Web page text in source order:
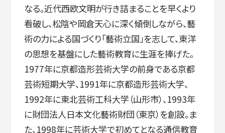
なる。近代西欧文明が行き詰まることを早くより
看破し、松陰や岡倉天心に深く傾倒しながら、藝
術の力による国づくり「藝術立国」を志して、東洋
の思想を基盤にした藝術教育に生涯を捧げた。
1977年に京都造形芸術大学の前身である京都
芸術短期大学、1991年に京都造形芸術大学、
1992年に東北芸術工科大学（山形市）、1993年
に財団法人日本文化藝術財団（東京）を創設。ま
た、1998年に芸術大学で初めてとなる通信教育